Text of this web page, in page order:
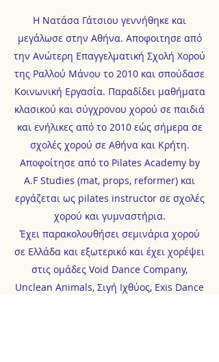
Η Νατάσα Γάτσιου γεννήθηκε και
μεγάλωσε στην Αθήνα. Αποφοιτησε από
την Ανώτερη Επαγγελματική Σχολή Χορού
της Ραλλού Μάνου το 2010 και σπούδασε
Κοινωνική Εργασία. Παραδίδει μαθήματα
κλασικού και σύγχρονου χορού σε παιδιά
και ενήλικες από το 2010 εώς σήμερα σε
σχολές χορού σε Αθήνα και Κρήτη.
Αποφοίτησε από το Pilates Academy by
A.F Studies (mat, props, reformer) και
εργάζεται ως pilates instructor σε σχολές
χορού και γυμναστήρια.
Έχει παρακολουθήσει σεμινάρια χορού
σε Ελλάδα και εξωτερικό και έχει χορέψει
στις ομάδες Void Dance Company,
Unclean Animals, Σιγή Ιχθύος, Exis Dance